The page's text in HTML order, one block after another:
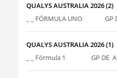
QUALYS AUSTRALIA 2026 (2)
_ _ FÓRMULA UNO GP
QUALYS AUSTRALIA 2026 (1)
_ _ Fórmula 1 GP DE